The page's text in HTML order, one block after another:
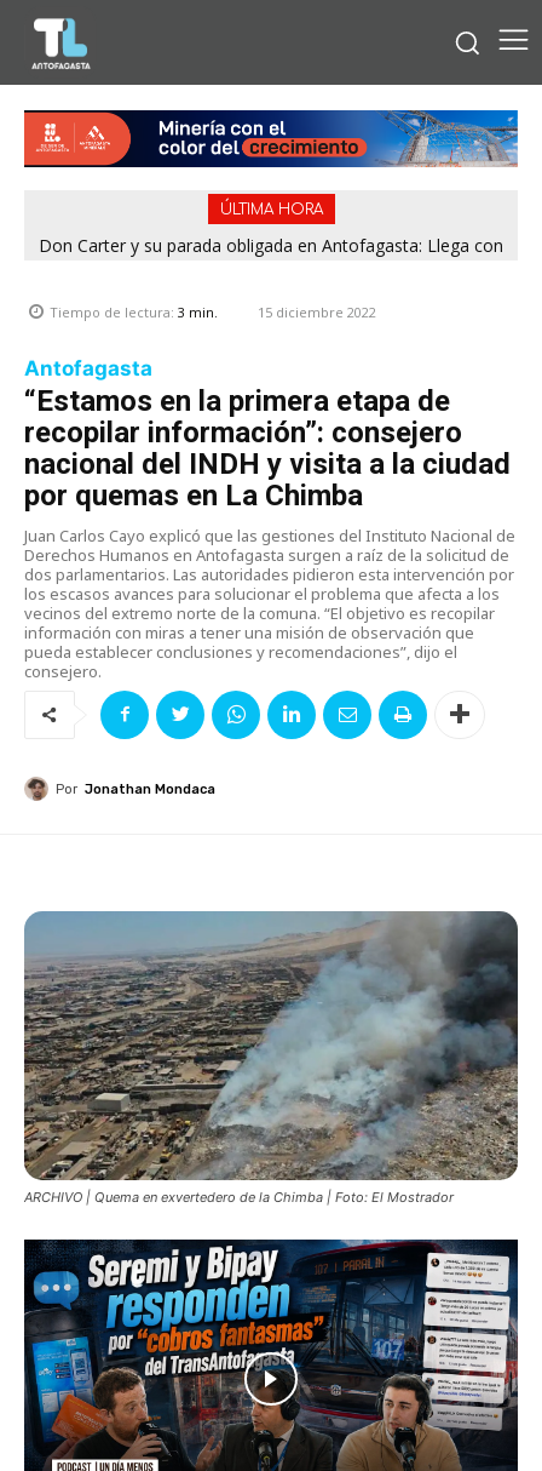
ÚLTIMA HORA
Don Carter y su parada obligada en Antofagasta: Llega con
Tiempo de lectura: 3 min. 15 diciembre 2022
Antofagasta
“Estamos en la primera etapa de
recopilar información”: consejero
nacional del INDH y visita a la ciudad
por quemas en La Chimba
Juan Carlos Cayo explicó que las gestiones del Instituto Nacional de
Derechos Humanos en Antofagasta surgen a raíz de la solicitud de
dos parlamentarios. Las autoridades pidieron esta intervención por
los escasos avances para solucionar el problema que afecta a los
vecinos del extremo norte de la comuna. “El objetivo es recopilar
información con miras a tener una misión de observación que
pueda establecer conclusiones y recomendaciones”, dijo el
consejero.
Por Jonathan Mondaca
ARCHIVO | Quema en exvertedero de la Chimba | Foto: El Mostrador